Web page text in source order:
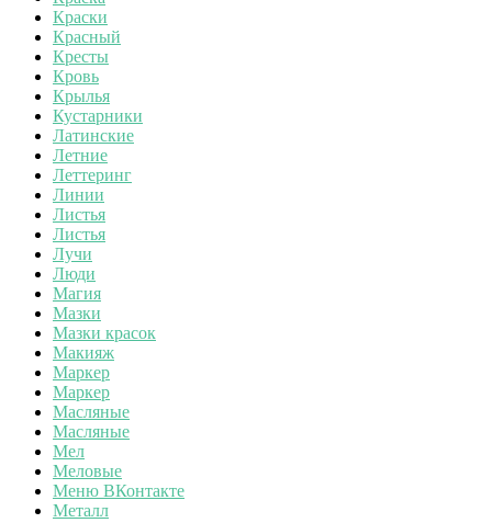
Краски
Красный
Кресты
Кровь
Крылья
Кустарники
Латинские
Летние
Леттеринг
Линии
Листья
Листья
Лучи
Люди
Магия
Мазки
Мазки красок
Макияж
Маркер
Маркер
Масляные
Масляные
Мел
Меловые
Меню ВКонтакте
Металл